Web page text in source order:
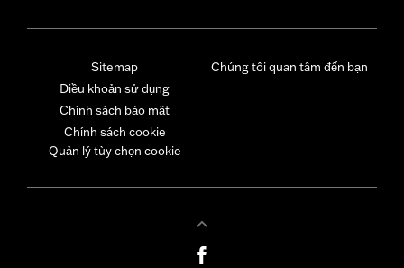
Sitemap
Điều khoản sử dụng
Chính sách bảo mật
Chính sách cookie
Quản lý tùy chọn cookie
Chúng tôi quan tâm đến bạn